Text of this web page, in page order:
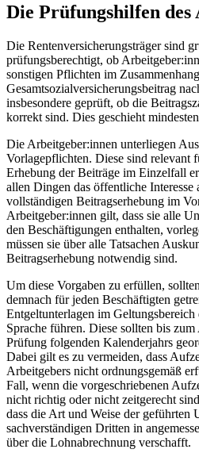
Die Prüfungshilfen des
Die Rentenversicherungsträger sind
prüfungsberechtigt, ob
sonstigen Pflichten im
Gesamtsozialversicherungsbeitrag
insbesondere geprüft, ob die
korrekt sind. Dies geschieht
Die Arbeitgeber:innen unterliegen
Vorlagepflichten. Diese sind relevant
Erhebung der Beiträge im Einzelfall
allen Dingen das öffentliche Interesse
vollständigen Beitragserhebung im
Arbeitgeber:innen gilt, dass sie alle
den Beschäftigungen enthalten,
müssen sie über alle Tatsachen
Beitragserhebung notwendig sind.
Um diese Vorgaben zu erfüllen,
demnach für jeden Beschäftigten
Entgeltunterlagen im
Sprache führen. Diese sollten bis
Prüfung folgenden Kalenderjahrs
Dabei gilt es zu vermeiden, dass
Arbeitgebers nicht ordnungsgemäß
Fall, wenn die vorgeschriebenen
nicht richtig oder nicht zeitgerecht
dass die Art und Weise der geführten
sachverständigen Dritten in
über die Lohnabrechnung verschafft.